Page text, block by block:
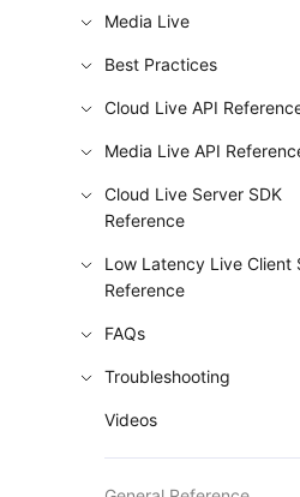
Media Live
Best Practices
Cloud Live API
Media Live API
Cloud Live Server SDK
Reference
Low Latency Live Client
Reference
FAQs
Troubleshooting
Videos